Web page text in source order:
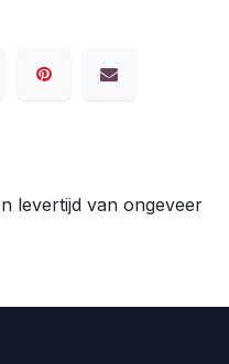
levertijd van ongeveer